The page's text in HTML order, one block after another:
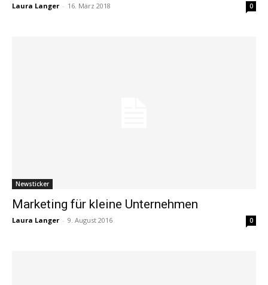
Laura Langer - 16. März 2018 0
Newsticker
Marketing für kleine Unternehmen
Laura Langer - 9. August 2016 0